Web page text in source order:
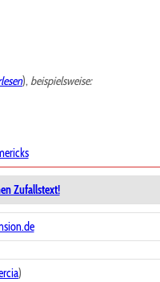
),beispielsweise:
Zufallstext!
)